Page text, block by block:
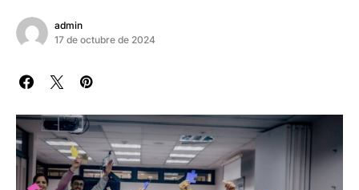
admin
17 de octubre de 2024